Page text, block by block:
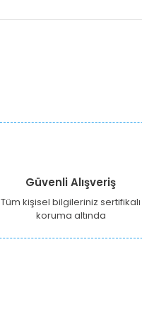
Güvenli Alışveriş
Tüm kişisel bilgileriniz sertifikalı
koruma altında